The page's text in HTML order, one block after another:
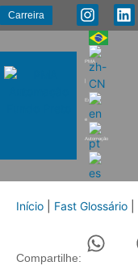
Carreira
PMA
|
Energia
e
Automação
Início Fast Glossário
Compartilhe: